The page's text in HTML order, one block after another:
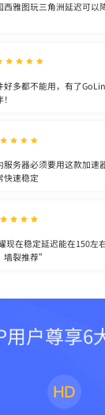
西雅图玩三角洲延迟可以
好多都不能用，有了
服务器必须要用这款加速
快速稳定
现在稳定延迟能在150左
墙裂推荐”
用户尊享6